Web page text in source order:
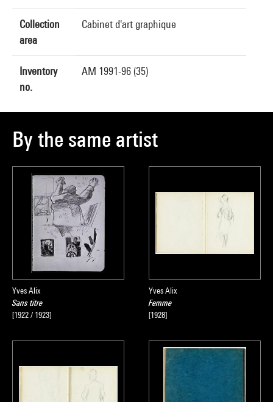
Collection
area
Cabinet d'art graphique
Inventory
no.
AM 1991-96 (35)
By the same artist
Yves Alix
Sans titre
[1922 / 1923]
Yves Alix
Femme
[1928]